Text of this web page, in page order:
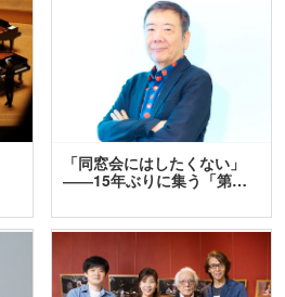
「同窓会にはしたくない」
――15年ぶりに集う「第…